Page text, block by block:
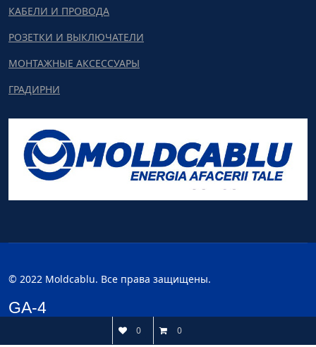
КАБЕЛИ И ПРОВОДА
РОЗЕТКИ И ВЫКЛЮЧАТЕЛИ
МОНТАЖНЫЕ АКСЕССУАРЫ
ГРАДИРНИ
© 2022 Moldcablu. Все права защищены.
GA-4
0 0